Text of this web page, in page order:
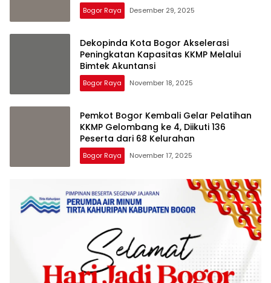
Bogor Raya Desember 29, 2025
Dekopinda Kota Bogor Akselerasi
Peningkatan Kapasitas KKMP Melalui
Bimtek Akuntansi
Bogor Raya November 18, 2025
Pemkot Bogor Kembali Gelar Pelatihan
KKMP Gelombang ke 4, Diikuti 136
Peserta dari 68 Kelurahan
Bogor Raya November 17, 2025